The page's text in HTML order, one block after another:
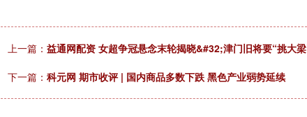
上一篇： 益通网配资 女超争冠悬念末轮揭晓&#32;津门旧将要“挑大
下一篇： 科元网 期市收评 | 国内商品多数下跌 黑色产业弱势延续